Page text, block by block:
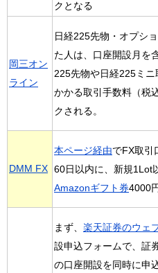
クとなる
岡三オン
ライン
日経225先物・オプシ
た人は、口座開設月を
225先物や日経225ミ
かかる取引手数料（税
クされる。
DMM FX
本ページ経由でFX取引
60日以内に、新規1Lot
Amazonギフト券4000
まず、 楽天証券のウェ
設申込フォームで、証
の口座開設を同時に申